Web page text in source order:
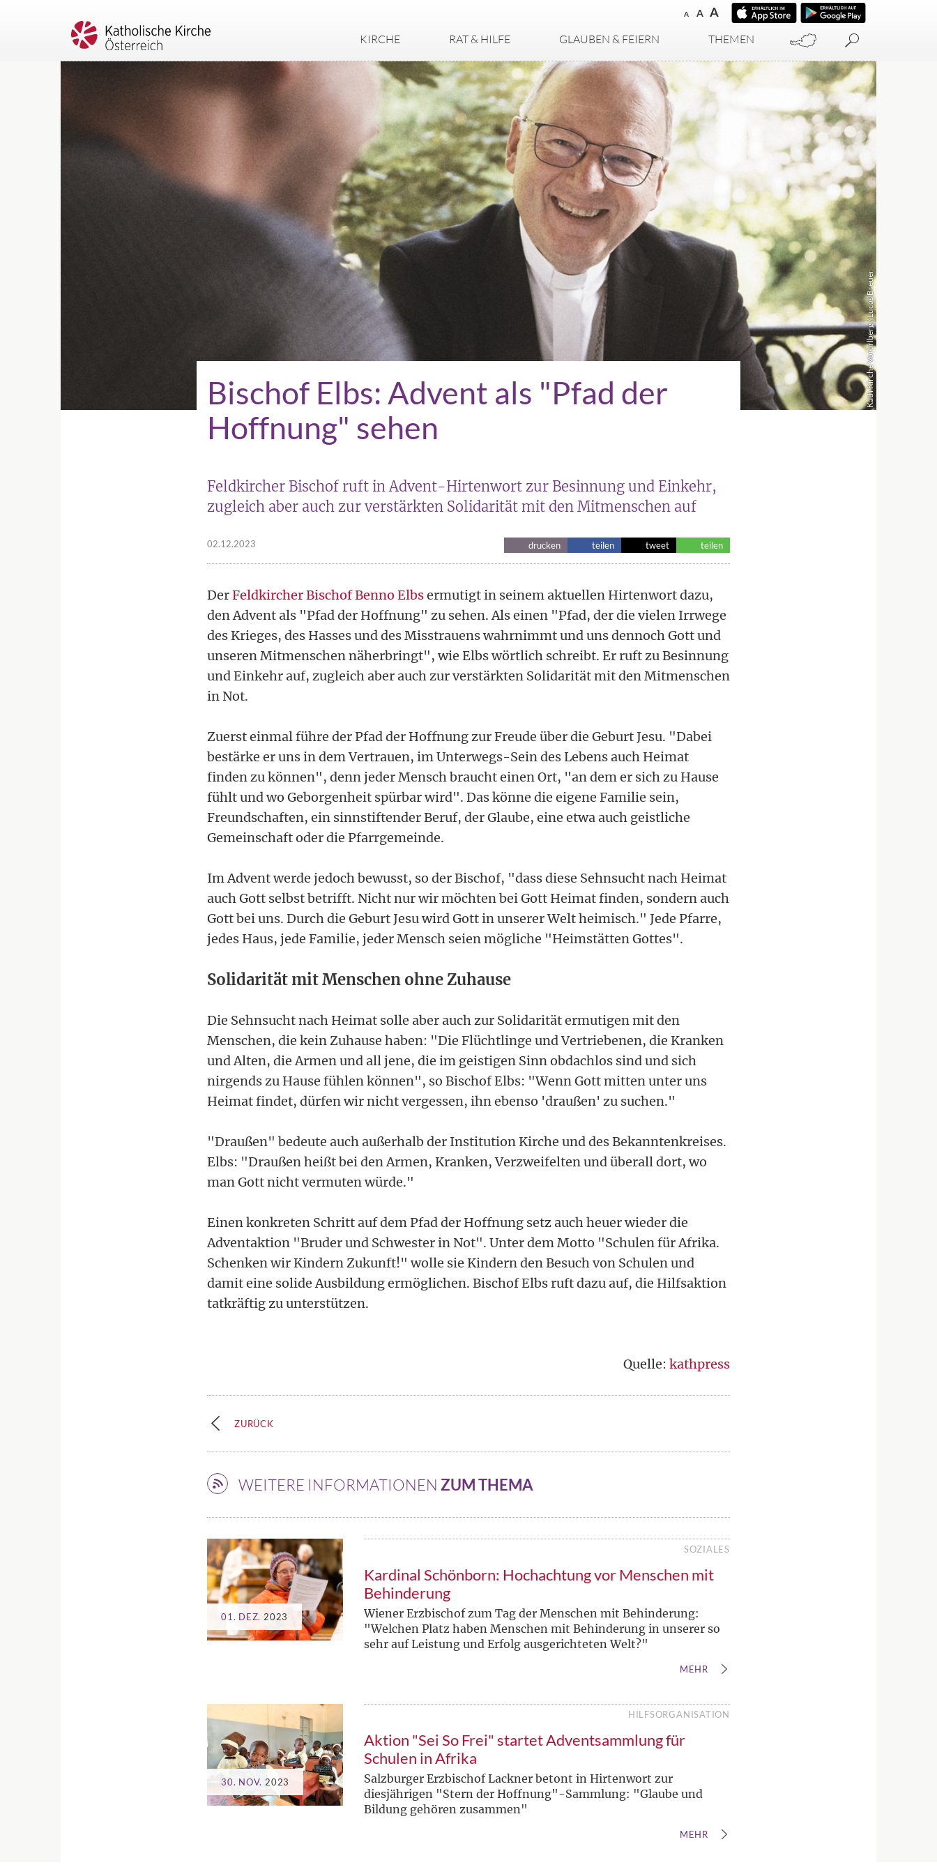
A A A
KIRCHE RAT & HILFE GLAUBEN & FEIERN THEMEN
Kath Kirche Vorarlberg / Lucas Breuer
Bischof Elbs: Advent als "Pfad der
Hoffnung" sehen
Feldkircher Bischof ruft in Advent-Hirtenwort zur Besinnung und Einkehr,
zugleich aber auch zur verstärkten Solidarität mit den Mitmenschen auf
02.12.2023 drucken teilen tweet teilen
DerFeldkircher Bischof Benno Elbsermutigt in seinem aktuellen Hirtenwort dazu,
den Advent als "Pfad der Hoffnung" zu sehen. Als einen "Pfad, der die vielen Irrwege
des Krieges, des Hasses und des Misstrauens wahrnimmt und uns dennoch Gott und
unseren Mitmenschen näherbringt", wie Elbs wörtlich schreibt. Er ruft zu Besinnung
und Einkehr auf, zugleich aber auch zur verstärkten Solidarität mit den Mitmenschen
in Not.
Zuerst einmal führe der Pfad der Hoffnung zur Freude über die Geburt Jesu. "Dabei
bestärke er uns in dem Vertrauen, im Unterwegs-Sein des Lebens auch Heimat
finden zu können", denn jeder Mensch braucht einen Ort, "an dem er sich zu Hause
fühlt und wo Geborgenheit spürbar wird". Das könne die eigene Familie sein,
Freundschaften, ein sinnstiftender Beruf, der Glaube, eine etwa auch geistliche
Gemeinschaft oder die Pfarrgemeinde.
Im Advent werde jedoch bewusst, so der Bischof, "dass diese Sehnsucht nach Heimat
auch Gott selbst betrifft. Nicht nur wir möchten bei Gott Heimat finden, sondern auch
Gott bei uns. Durch die Geburt Jesu wird Gott in unserer Welt heimisch." Jede Pfarre,
jedes Haus, jede Familie, jeder Mensch seien mögliche "Heimstätten Gottes".
Solidarität mit Menschen ohne Zuhause
Die Sehnsucht nach Heimat solle aber auch zur Solidarität ermutigen mit den
Menschen, die kein Zuhause haben: "Die Flüchtlinge und Vertriebenen, die Kranken
und Alten, die Armen und all jene, die im geistigen Sinn obdachlos sind und sich
nirgends zu Hause fühlen können", so Bischof Elbs: "Wenn Gott mitten unter uns
Heimat findet, dürfen wir nicht vergessen, ihn ebenso 'draußen' zu suchen."
"Draußen" bedeute auch außerhalb der Institution Kirche und des Bekanntenkreises.
Elbs: "Draußen heißt bei den Armen, Kranken, Verzweifelten und überall dort, wo
man Gott nicht vermuten würde."
Einen konkreten Schritt auf dem Pfad der Hoffnung setz auch heuer wieder die
Adventaktion "Bruder und Schwester in Not". Unter dem Motto "Schulen für Afrika.
Schenken wir Kindern Zukunft!" wolle sie Kindern den Besuch von Schulen und
damit eine solide Ausbildung ermöglichen. Bischof Elbs ruft dazu auf, die Hilfsaktion
tatkräftig zu unterstützen.
Quelle: kathpress
ZURÜCK
WEITERE INFORMATIONEN ZUM THEMA
01. DEZ. 2023
SOZIALES
Kardinal Schönborn: Hochachtung vor Menschen mit
Behinderung
Wiener Erzbischof zum Tag der Menschen mit Behinderung:
"Welchen Platz haben Menschen mit Behinderung in unserer so
sehr auf Leistung und Erfolg ausgerichteten Welt?"
MEHR
30. NOV. 2023
HILFSORGANISATION
Aktion "Sei So Frei" startet Adventsammlung für
Schulen in Afrika
Salzburger Erzbischof Lackner betont in Hirtenwort zur
diesjährigen "Stern der Hoffnung"-Sammlung: "Glaube und
Bildung gehören zusammen"
MEHR